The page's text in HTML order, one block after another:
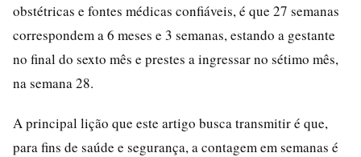
obstétricas e fontes médicas confiáveis, é que 27 semanas
correspondem a 6 meses e 3 semanas, estando a gestante
no final do sexto mês e prestes a ingressar no sétimo mês,
na semana 28.
A principal lição que este artigo busca transmitir é que,
para fins de saúde e segurança, a contagem em semanas é